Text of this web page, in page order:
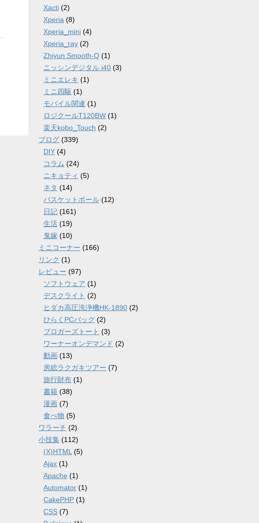
Xacti (2)
Xperia (8)
Xperia_mini (4)
Xperia_ray (2)
Zhiyun Smooth-Q (1)
ニッシンデジタル i40 (3)
ミニエレキ (1)
ミニ四駆 (1)
モバイル関連 (1)
ロジクールT120BW (1)
楽天kobo_Touch (2)
ブログ (339)
DIY (4)
コラム (24)
ニキョティ (5)
ネタ (14)
バスケットボール (12)
日記 (161)
生活 (19)
鬼嫁 (10)
ミニコーナー (166)
リンク (1)
レビュー (97)
ソフトウェア (1)
デスクライト (2)
ヒダカ高圧洗浄機HK-1890 (2)
ひらくPCバッグ (2)
ブロガーズトート (3)
ワーナーオンデマンド (2)
動画 (13)
房総ラクガキツアー (7)
旅行財布 (1)
書籍 (38)
漫画 (7)
食べ物 (5)
ワラーチ (2)
小技集 (112)
(X)HTML (5)
Ajax (1)
Apache (1)
Automator (1)
CakePHP (1)
CSS (7)